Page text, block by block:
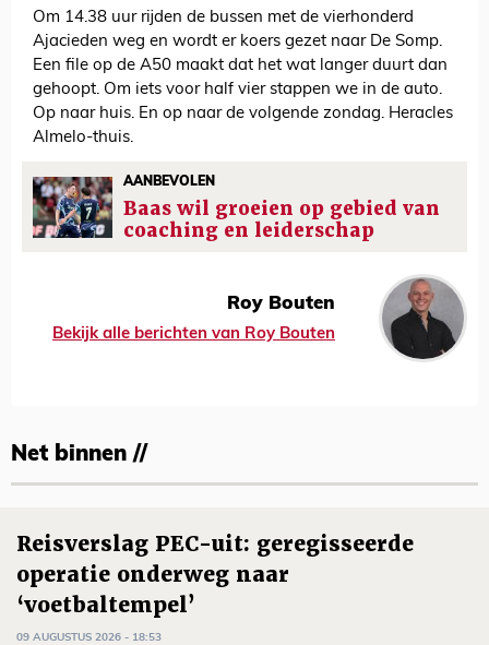
Om 14.38 uur rijden de bussen met de vierhonderd
Ajacieden weg en wordt er koers gezet naar De Somp.
Een file op de A50 maakt dat het wat langer duurt dan
gehoopt. Om iets voor half vier stappen we in de auto.
Op naar huis. En op naar de volgende zondag. Heracles
Almelo-thuis.
AANBEVOLEN
Baas wil groeien op gebied van
coaching en leiderschap
Roy Bouten
Bekijk alle berichten van Roy Bouten
Net binnen //
Reisverslag PEC-uit: geregisseerde
operatie onderweg naar
‘voetbaltempel’
09 AUGUSTUS 2026 - 18:53